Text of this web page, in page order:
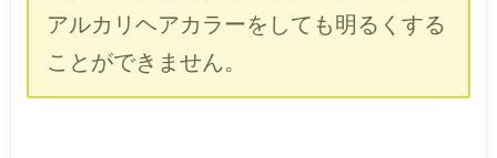
アルカリヘアカラーをしても明るくする
ことができません。